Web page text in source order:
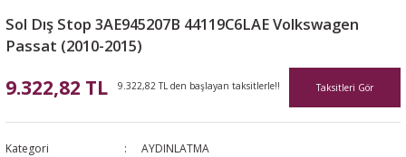
Sol Dış Stop 3AE945207B 44119C6LAE Volkswagen
Passat (2010-2015)
9.322,82 TL 9.322,82 TL den başlayan taksitlerle!! Taksitleri Gör
Kategori
AYDINLATMA